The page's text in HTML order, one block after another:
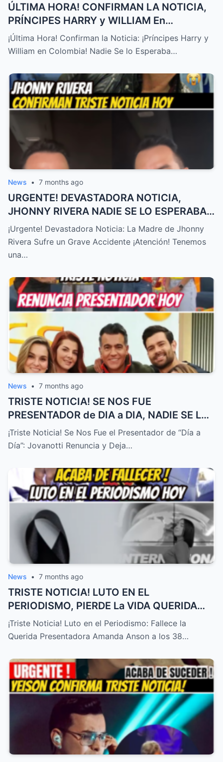
ÚLTIMA HORA! CONFIRMAN LA NOTICIA,
PRÍNCIPES HARRY y WILLIAM En
COLOMBIA! NADIE SE LO ESPERABA – HTT
¡Última Hora! Confirman la Noticia: ¡Príncipes Harry y
William en Colombia! Nadie Se lo Esperaba…
News • 7 months ago
URGENTE! DEVASTADORA NOTICIA,
JHONNY RIVERA NADIE SE LO ESPERABA,
ACABA de SUCEDER! – HTT
¡Urgente! Devastadora Noticia: La Madre de Jhonny
Rivera Sufre un Grave Accidente ¡Atención! Tenemos
una…
News • 7 months ago
TRISTE NOTICIA! SE NOS FUE
PRESENTADOR de DIA a DIA, NADIE SE LO
ESPERABA! – HTT
¡Triste Noticia! Se Nos Fue el Presentador de “Día a
Día”: Jovanotti Renuncia y Deja…
News • 7 months ago
TRISTE NOTICIA! LUTO EN EL
PERIODISMO, PIERDE La VIDA QUERIDA
PRESENTADORA HOY! – HTT
¡Triste Noticia! Luto en el Periodismo: Fallece la
Querida Presentadora Amanda Anson a los 38…